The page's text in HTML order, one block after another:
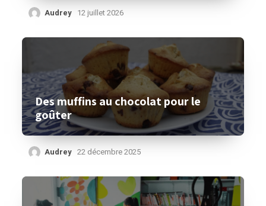
Audrey 12 juillet 2026
Des muffins au chocolat pour le
goûter
Audrey 22 décembre 2025